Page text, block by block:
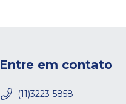
Entre em contato
(11)3223-5858